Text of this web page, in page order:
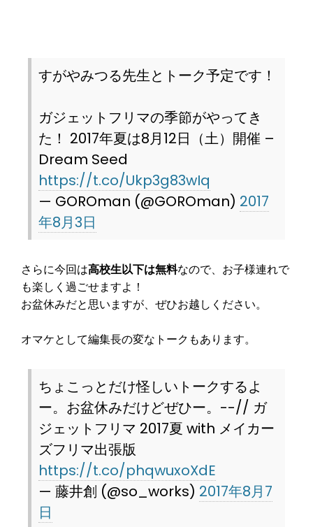
すがやみつる先生とトーク予定です！
ガジェットフリマの季節がやってき
た！ 2017年夏は8月12日（土）開催 –
Dream Seed
https://t.co/Ukp3g83wIq
— GOROman (@GOROman) 2017
年8月3日
さらに今回は高校生以下は無料なので、お子様連れで
も楽しく過ごせますよ！
お盆休みだと思いますが、ぜひお越しください。
オマケとして編集長の変なトークもあります。
ちょこっとだけ怪しいトークするよ
ー。お盆休みだけどぜひー。--// ガ
ジェットフリマ 2017夏 with メイカー
ズフリマ出張版
https://t.co/phqwuxoXdE
— 藤井創 (@so_works) 2017年8月7
日